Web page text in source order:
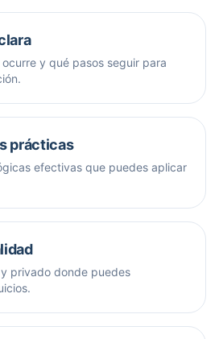
y qué pasos seguir para
prácticas
efectivas que puedes aplicar
privado donde puedes